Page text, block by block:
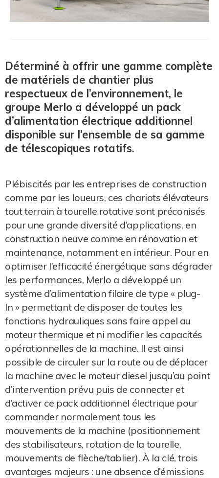
Déterminé à offrir une gamme complète
de matériels de chantier plus
respectueux de l’environnement, le
groupe Merlo a développé un pack
d’alimentation électrique additionnel
disponible sur l’ensemble de sa gamme
de télescopiques rotatifs.
Plébiscités par les entreprises de construction
comme par les loueurs, ces chariots élévateurs
tout terrain à tourelle rotative sont préconisés
pour une grande diversité d’applications, en
construction neuve comme en rénovation et
maintenance, notamment en intérieur. Pour en
optimiser l’efficacité énergétique sans dégrader
les performances, Merlo a développé un
système d’alimentation filaire de type « plug-
In » permettant de disposer de toutes les
fonctions hydrauliques sans faire appel au
moteur thermique et ni modifier les capacités
opérationnelles de la machine. Il est ainsi
possible de circuler sur la route ou de déplacer
la machine avec le moteur diesel jusqu’au point
d’intervention prévu puis de connecter et
d’activer ce pack additionnel électrique pour
commander normalement tous les
mouvements de la machine (positionnement
des stabilisateurs, rotation de la tourelle,
mouvements de flèche/tablier). À la clé, trois
avantages majeurs : une absence d’émissions